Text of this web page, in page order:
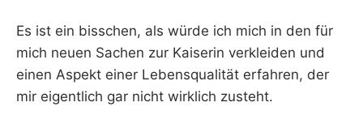
Es ist ein bisschen, als würde ich mich in den für
mich neuen Sachen zur Kaiserin verkleiden und
einen Aspekt einer Lebensqualität erfahren, der
mir eigentlich gar nicht wirklich zusteht.